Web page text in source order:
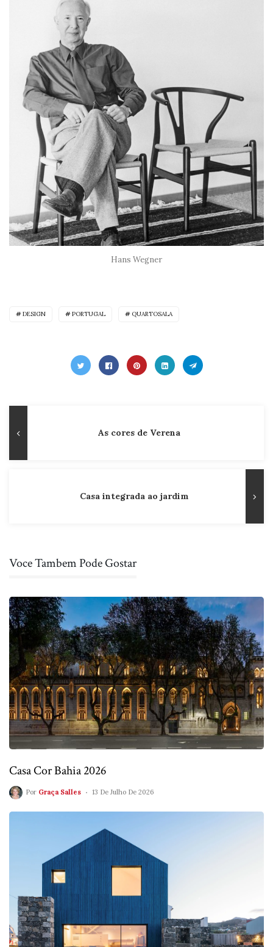
Hans Wegner
DESIGN PORTUGAL QUARTOSALA
de
Post
Publicação
As cores de Verena
Casa integrada ao jardim
Voce Tambem Pode Gostar
Casa Cor Bahia 2026
Por Graça Salles 13 De Julho De 2026